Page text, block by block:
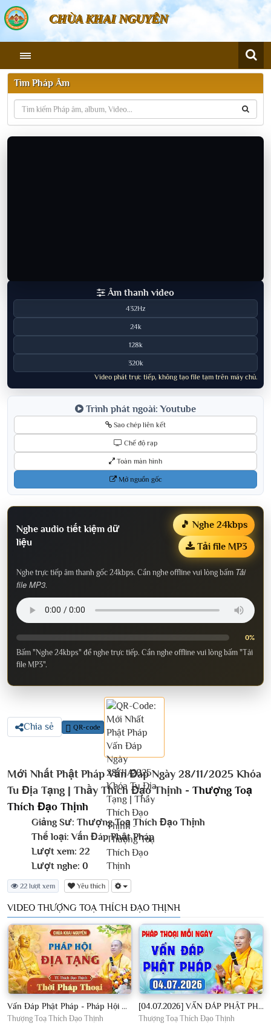
CHÙA KHAI NGUYÊN
Tìm Pháp Âm
Âm thanh video
432Hz
24k
128k
320k
Video phát trực tiếp, không tạo file tạm trên máy chủ.
Trình phát ngoài: Youtube
Sao chép liên kết
Chế độ rạp
Toàn màn hình
Mở nguồn gốc
Nghe audio tiết kiệm dữ
liệu
🎵 Nghe 24kbps
Tải file MP3
Nghe trực tiếp âm thanh gốc 24kbps. Cần nghe offline vui lòng bấm Tải
file MP3.
0%
Bấm "Nghe 24kbps" để nghe trực tiếp. Cần nghe offline vui lòng bấm "Tải
file MP3".
Chia sẻ QR-code
Mới Nhất Phật Pháp Vấn Đáp Ngày 28/11/2025 Khóa
Tu Địa Tạng | Thầy Thích Đạo Thịnh - Thượng Toạ
Thích Đạo Thịnh
Giảng Sư: Thượng Toạ Thích Đạo Thịnh
Thể loại: Vấn Đáp Phật Pháp
Lượt xem: 22
Lượt nghe: 0
22 lượt xem Yêu thích
VIDEO THƯỢNG TOẠ THÍCH ĐẠO THỊNH
Vấn Đáp Phật Pháp - Pháp Hội Địa Tạng Ngày 01/08/2026│TT. Thích Đạo Thịnh
Thượng Toạ Thích Đạo Thịnh
[04.07.2026] VẤN ĐÁP PHẬT PHÁP - Nghe Thầy giảng Pháp mỗi ngày CÔNG ĐỨC VÔ LƯỢNG│TT. Thích Đạo Thịnh
Thượng Toạ Thích Đạo Thịnh